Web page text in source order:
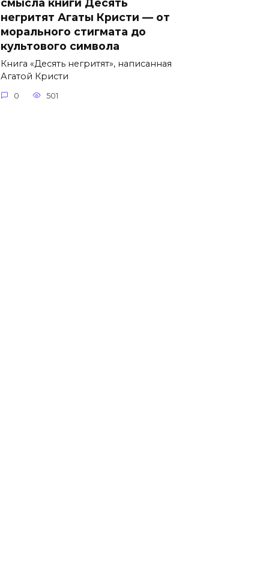
смысла книги Десять
негритят Агаты Кристи — от
морального стигмата до
культового символа
Книга «Десять негритят», написанная
Агатой Кристи
0 501